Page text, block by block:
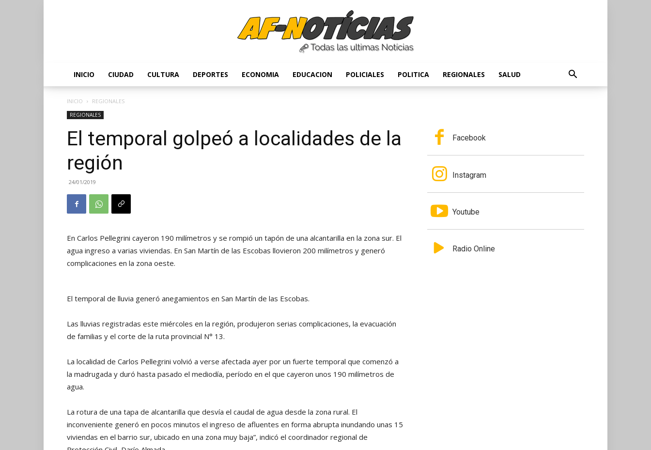
Anyulin
INICIO CIUDAD CULTURA DEPORTES ECONOMIA EDUCACION POLICIALES POLITICA REGIONALES SALUD
INICIO REGIONALES
REGIONALES
El temporal golpeó a localidades de la
región
24/01/2019
En Carlos Pellegrini cayeron 190 milímetros y se rompió un tapón de una alcantarilla en la zona sur. El
agua ingreso a varias viviendas. En San Martín de las Escobas llovieron 200 milímetros y generó
complicaciones en la zona oeste.
El temporal de lluvia generó anegamientos en San Martín de las Escobas.
Las lluvias registradas este miércoles en la región, produjeron serias complicaciones, la evacuación
de familias y el corte de la ruta provincial N° 13.
La localidad de Carlos Pellegrini volvió a verse afectada ayer por un fuerte temporal que comenzó a
la madrugada y duró hasta pasado el mediodía, período en el que cayeron unos 190 milímetros de
agua.
La rotura de una tapa de alcantarilla que desvía el caudal de agua desde la zona rural. El
inconveniente generó en pocos minutos el ingreso de afluentes en forma abrupta inundando unas 15
viviendas en el barrio sur, ubicado en una zona muy baja”, indicó el coordinador regional de
Facebook
Instagram
Youtube
Radio Online